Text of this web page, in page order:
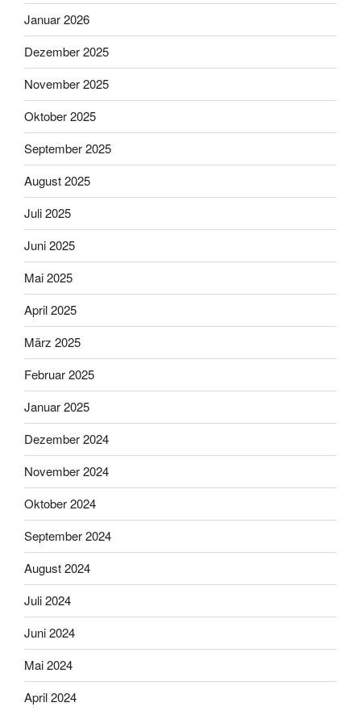
Januar 2026
Dezember 2025
November 2025
Oktober 2025
September 2025
August 2025
Juli 2025
Juni 2025
Mai 2025
April 2025
März 2025
Februar 2025
Januar 2025
Dezember 2024
November 2024
Oktober 2024
September 2024
August 2024
Juli 2024
Juni 2024
Mai 2024
April 2024